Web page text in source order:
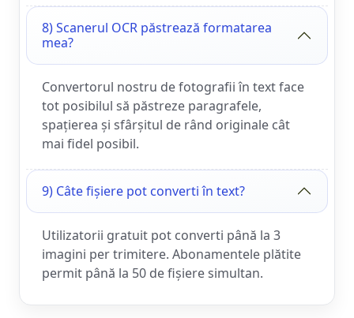
8) Scanerul OCR păstrează formatarea
mea?
Convertorul nostru de fotografii în text face
tot posibilul să păstreze paragrafele,
spațierea și sfârșitul de rând originale cât
mai fidel posibil.
9) Câte fișiere pot converti în text?
Utilizatorii gratuit pot converti până la 3
imagini per trimitere. Abonamentele plătite
permit până la 50 de fișiere simultan.